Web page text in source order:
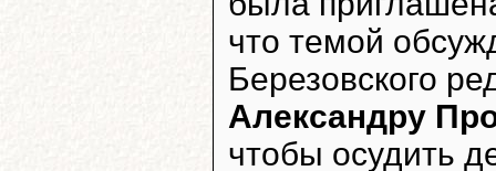
что темой
Березовского
Александру
чтобы осудить